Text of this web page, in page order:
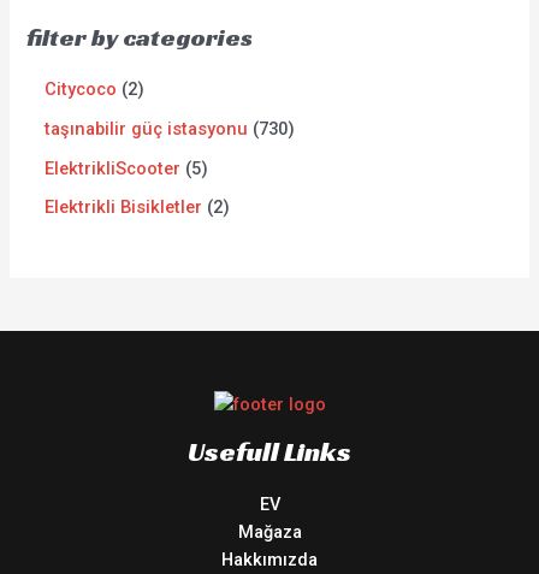
filter by categories
Citycoco
2
taşınabilir güç istasyonu
730
ElektrikliScooter
5
Elektrikli Bisikletler
2
Usefull Links
EV
Mağaza
Hakkımızda